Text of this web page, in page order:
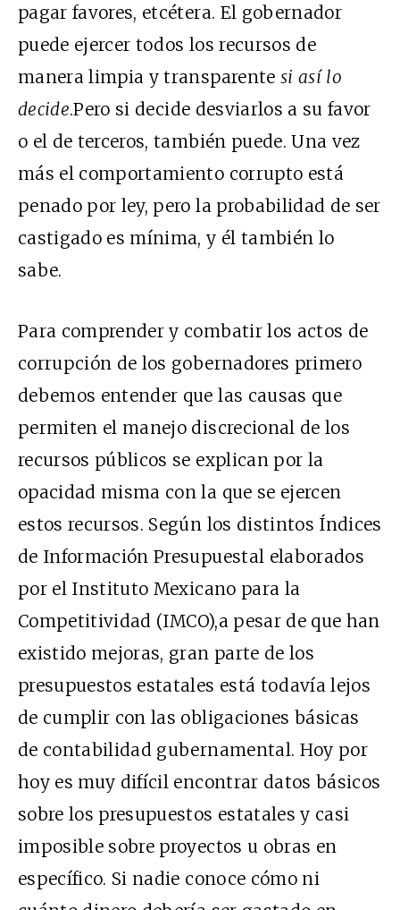
pagar favores, etcétera. El gobernador
puede ejercer todos los recursos de
manera limpia y transparente si así lo
decide.Pero si decide desviarlos a su favor
o el de terceros, también puede. Una vez
más el comportamiento corrupto está
penado por ley, pero la probabilidad de ser
castigado es mínima, y él también lo
sabe.
Para comprender y combatir los actos de
corrupción de los gobernadores primero
debemos entender que las causas que
permiten el manejo discrecional de los
recursos públicos se explican por la
opacidad misma con la que se ejercen
estos recursos. Según los distintos Índices
de Información Presupuestal elaborados
por el Instituto Mexicano para la
Competitividad (IMCO),a pesar de que han
existido mejoras, gran parte de los
presupuestos estatales está todavía lejos
de cumplir con las obligaciones básicas
de contabilidad gubernamental. Hoy por
hoy es muy difícil encontrar datos básicos
sobre los presupuestos estatales y casi
imposible sobre proyectos u obras en
específico. Si nadie conoce cómo ni